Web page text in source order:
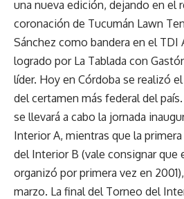
una nueva edición, dejando en el
coronación de Tucumán Lawn
Sánchez como bandera en el TDI
logrado por La Tablada con
líder. Hoy en Córdoba se realizó
del certamen más federal del
se llevará a cabo la jornada
Interior A, mientras que la
del Interior B (vale consignar que
organizó por primera vez en
marzo. La final del Torneo del